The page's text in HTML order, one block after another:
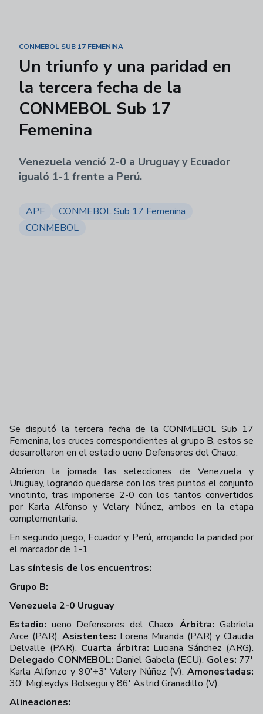
CONMEBOL SUB 17 FEMENINA
Un triunfo y una paridad en
la tercera fecha de la
CONMEBOL Sub 17
Femenina
Venezuela venció 2-0 a Uruguay y Ecuador
igualó 1-1 frente a Perú.
APF
CONMEBOL Sub 17 Femenina
CONMEBOL
Se disputó la tercera fecha de la CONMEBOL Sub 17
Femenina, los cruces correspondientes al grupo B, estos se
desarrollaron en el estadio ueno Defensores del Chaco.
Abrieron la jornada las selecciones de Venezuela y
Uruguay, logrando quedarse con los tres puntos el conjunto
vinotinto, tras imponerse 2-0 con los tantos convertidos
por Karla Alfonso y Velary Núnez, ambos en la etapa
complementaria.
En segundo juego, Ecuador y Perú, arrojando la paridad por
el marcador de 1-1.
Las síntesis de los encuentros:
Grupo B:
Venezuela 2-0 Uruguay
Estadio: ueno Defensores del Chaco.Árbitra: Gabriela
Arce (PAR).Asistentes: Lorena Miranda (PAR) y Claudia
Delvalle (PAR). Cuarta árbitra: Luciana Sánchez (ARG).
Delegado CONMEBOL: Daniel Gabela (ECU). Goles: 77'
Karla Alfonzo y 90'+3' Valery Núñez (V). Amonestadas:
30' Migleydys Bolsegui y 86' Astrid Granadillo (V).
Alineaciones: